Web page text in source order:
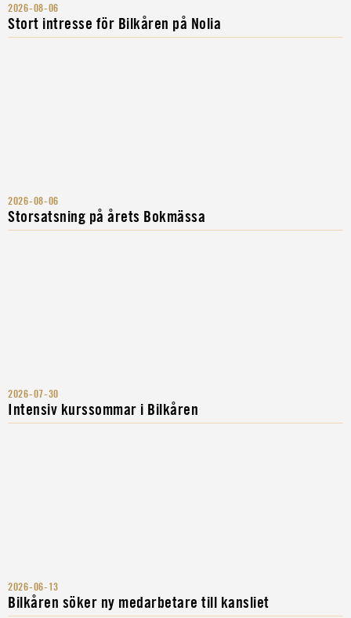
2026-08-06
Stort intresse för Bilkåren på Nolia
2026-08-06
Storsatsning på årets Bokmässa
2026-07-30
Intensiv kurssommar i Bilkåren
2026-06-13
Bilkåren söker ny medarbetare till kansliet